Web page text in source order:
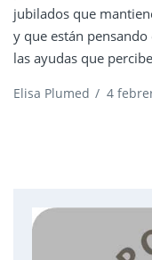
jubilados que
y que están
las ayudas que
Elisa Plumed / 4